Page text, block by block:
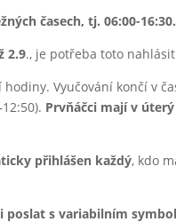
časech, tj. 06:00-16:30.
2.9., je potřeba toto
hodiny. Vyučování končí v
Prvňáčci mají v
přihlášen každý, kdo
s variabilním